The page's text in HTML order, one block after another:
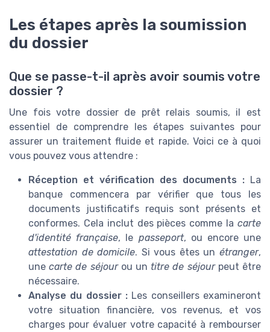
Les étapes après la soumission
du dossier
Que se passe-t-il après avoir soumis votre
dossier ?
Une fois votre dossier de prêt relais soumis, il est
essentiel de comprendre les étapes suivantes pour
assurer un traitement fluide et rapide. Voici ce à quoi
vous pouvez vous attendre :
Réception et vérification des documents : La
banque commencera par vérifier que tous les
documents justificatifs requis sont présents et
conformes. Cela inclut des pièces comme la carte
d'identité française, le passeport, ou encore une
attestation de domicile. Si vous êtes unétranger,
unecarte de séjourou un titre de séjourpeut être
nécessaire.
Analyse du dossier : Les conseillers examineront
votre situation financière, vos revenus, et vos
charges pour évaluer votre capacité à rembourser